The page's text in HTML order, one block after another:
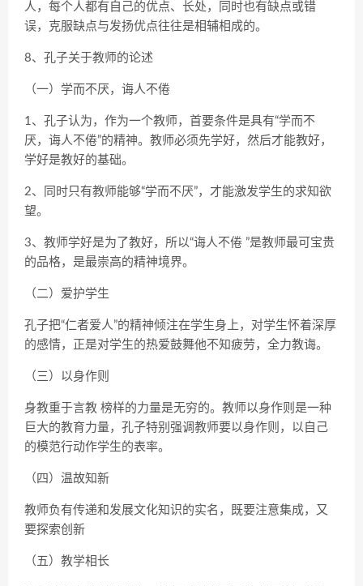
人，每个人都有自己的优点、长处，同时也有缺点或错
误，克服缺点与发扬优点往往是相辅相成的。
8、孔子关于教师的论述
（一）学而不厌，诲人不倦
1、孔子认为，作为一个教师，首要条件是具有“学而不
厌，诲人不倦”的精神。教师必须先学好，然后才能教好，
学好是教好的基础。
2、同时只有教师能够“学而不厌”，才能激发学生的求知欲
望。
3、教师学好是为了教好，所以“诲人不倦 ”是教师最可宝贵
的品格，是最崇高的精神境界。
（二）爱护学生
孔子把“仁者爱人”的精神倾注在学生身上，对学生怀着深厚
的感情，正是对学生的热爱鼓舞他不知疲劳，全力教诲。
（三）以身作则
身教重于言教 榜样的力量是无穷的。教师以身作则是一种
巨大的教育力量，孔子特别强调教师要以身作则，以自己
的模范行动作学生的表率。
（四）温故知新
教师负有传递和发展文化知识的实名，既要注意集成，又
要探索创新
（五）教学相长